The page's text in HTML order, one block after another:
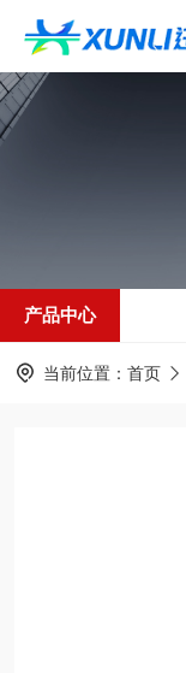
产品中心
当前位置： 首页